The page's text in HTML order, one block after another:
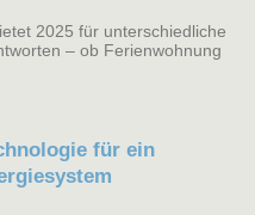
2025 für unterschiedliche
– ob Ferienwohnung
für ein